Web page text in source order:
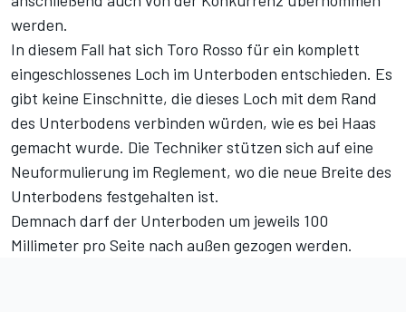
werden.
In diesem Fall hat sich Toro Rosso für ein komplett
eingeschlossenes Loch im Unterboden entschieden. Es
gibt keine Einschnitte, die dieses Loch mit dem Rand
des Unterbodens verbinden würden, wie es bei Haas
gemacht wurde. Die Techniker stützen sich auf eine
Neuformulierung im Reglement, wo die neue Breite des
Unterbodens festgehalten ist.
Demnach darf der Unterboden um jeweils 100
Millimeter pro Seite nach außen gezogen werden.